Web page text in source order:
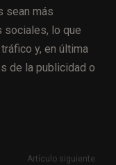
sean más
lo que
y, en última
de la publicidad o
Artículo siguiente